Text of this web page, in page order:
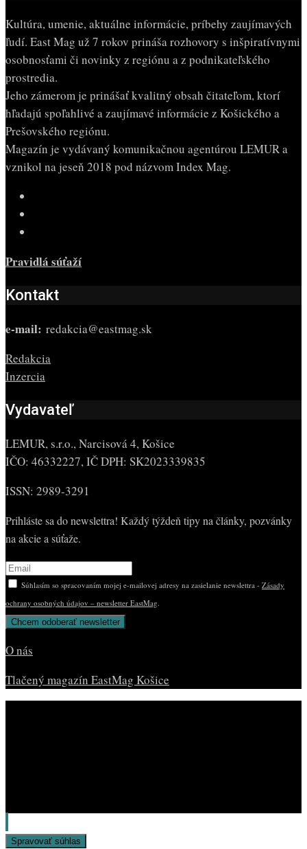
Kultúra, umenie, aktuálne informácie, príbehy zaujímavých
ľudí. East Mag už 7 rokov prináša rozhovory s inšpiratívnymi
osobnosťami či novinky z regiónu a z podnikateľského
prostredia.
Jeho zámerom je prinášať kvalitný obsah čitateľom, ktorí
hľadajú spoľahlivé a zaujímavé informácie z Košického a
Prešovského regiónu.
Magazín je vydávaný komunikačnou agentúrou LEMUR a
vznikol na jeseň 2018 pod názvom Index Mag.
Pravidlá súťaží
Kontakt
e-mail: redakcia@eastmag.sk
Redakcia
Inzercia
Vydavateľ
LEMUR, s.r.o., Narcisová 4, Košice
IČO: 46332227, IČ DPH: SK2023339835
ISSN: 2989-3291
Prihláste sa do newslettra! Každý týždeň tipy na články, pozvánky
na akcie a súťaže.
Súhlasím so spracovaním mojej e-mailovej adresy na zasielanie newslettra - Zásady
ochrany osobných údajov – newsletter EastMag.
O nás
Tlačený magazín EastMag Košice
Spravovať súhlas